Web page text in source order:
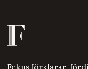
Fokus förklarar,